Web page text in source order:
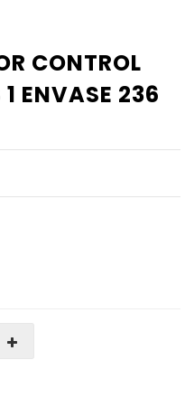
CONTROL
ENVASE 236